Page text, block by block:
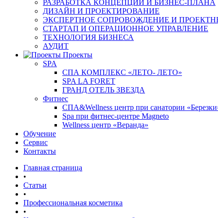
РАЗРАБОТКА КОНЦЕПЦИИ И БИЗНЕС-ПЛАНА
ДИЗАЙН И ПРОЕКТИРОВАНИЕ
ЭКСПЕРТНОЕ СОПРОВОЖДЕНИЕ И
СТАРТАП И ОПЕРАЦИОННОЕ УПРАВЛЕНИЕ
ТЕХНОЛОГИЯ БИЗНЕСА
АУДИТ
Проекты
SPA
СПА КОМПЛЕКС «ЛЕТО- ЛЕТО»
SPA LA FORET
ГРАНД ОТЕЛЬ ЗВЕЗДА
Фитнес
СПА&Wellness центр при санатории
Spa при фитнес-центре Magneto
Wellness центр «Веранда»
Обучение
Сервис
Контакты
Главная страница
•
Статьи
•
Профессиональная косметика
•